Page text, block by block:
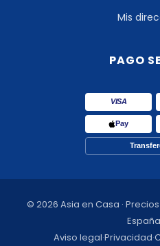
Mis
PAGO
VISA
Pay
© 2026 Asia en Casa ·
Aviso legal·Privacidad·